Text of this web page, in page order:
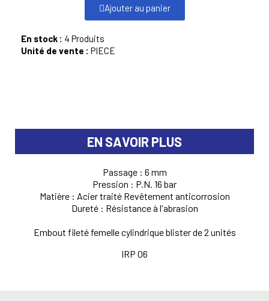
Ajouter au panier
En stock : 4 Produits
Unité de vente : PIECE
EN SAVOIR PLUS
Passage : 6 mm
Pression : P.N. 16 bar
Matière : Acier traité Revêtement anticorrosion
Dureté : Résistance à l'abrasion
Embout fileté femelle cylindrique blister de 2 unités
IRP 06